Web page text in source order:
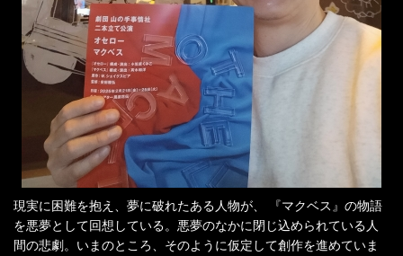
現実に困難を抱え、夢に破れたある人物が、 『マクベス』の物語
を悪夢として回想している。悪夢のなかに閉じ込められている人
間の悲劇。いまのところ、そのように仮定して創作を進めていま